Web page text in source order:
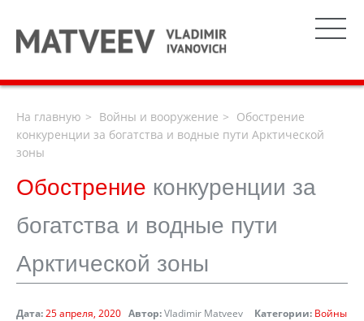
На главную Войны и вооружение
Обострение
конкуренции за богатства и водные пути Арктической
зоны
Обострение конкуренции за
богатства и водные пути
Арктической зоны
Дата:25 апреля, 2020 Автор:Vladimir Matveev Категории: Войны